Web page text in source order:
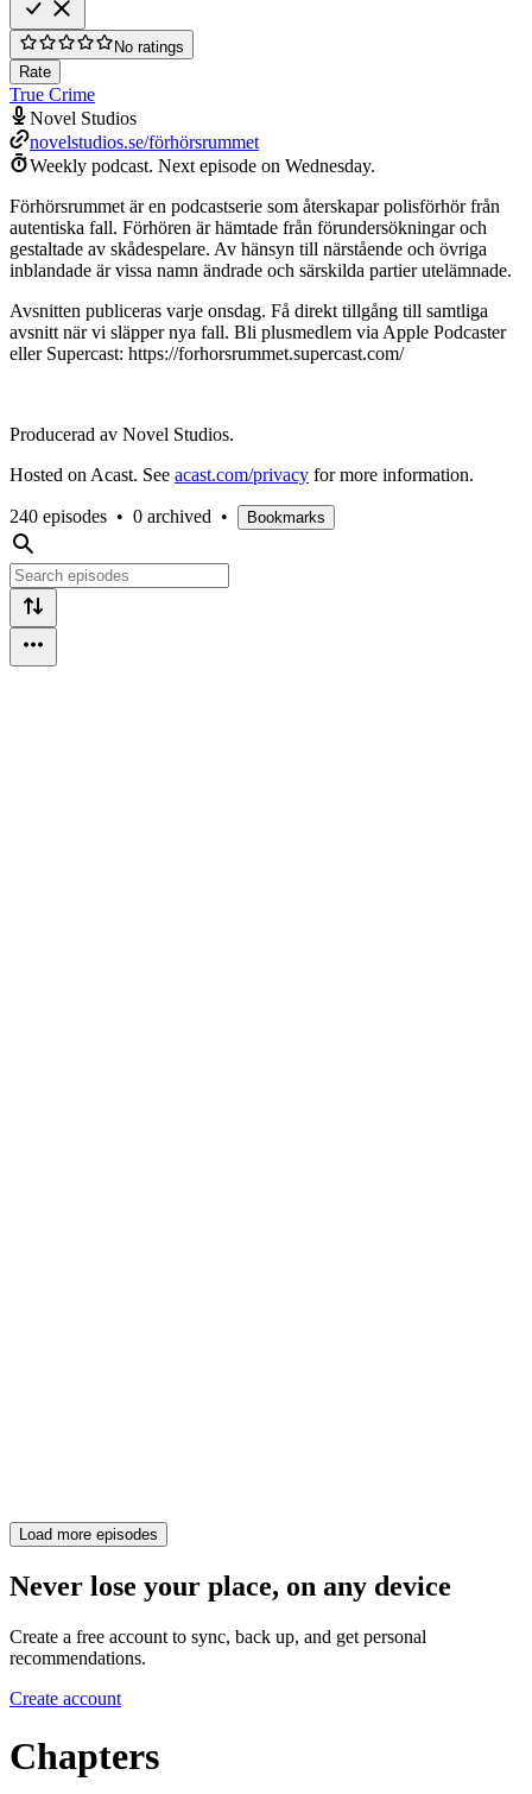
No ratings
Rate
True Crime
Novel Studios
novelstudios.se/förhörsrummet
Weekly podcast. Next episode on Wednesday.
Förhörsrummet är en podcastserie som återskapar polisförhör från
autentiska fall. Förhören är hämtade från förundersökningar och
gestaltade av skådespelare. Av hänsyn till närstående och övriga
inblandade är vissa namn ändrade och särskilda partier utelämnade.
Avsnitten publiceras varje onsdag. Få direkt tillgång till samtliga
avsnitt när vi släpper nya fall. Bli plusmedlem via Apple Podcaster
eller Supercast: https://forhorsrummet.supercast.com/
Producerad av Novel Studios.
Hosted on Acast. See acast.com/privacy for more information.
240 episodes • 0 archived • Bookmarks
Load more episodes
Never lose your place, on any device
Create a free account to sync, back up, and get personal
recommendations.
Create account
Chapters